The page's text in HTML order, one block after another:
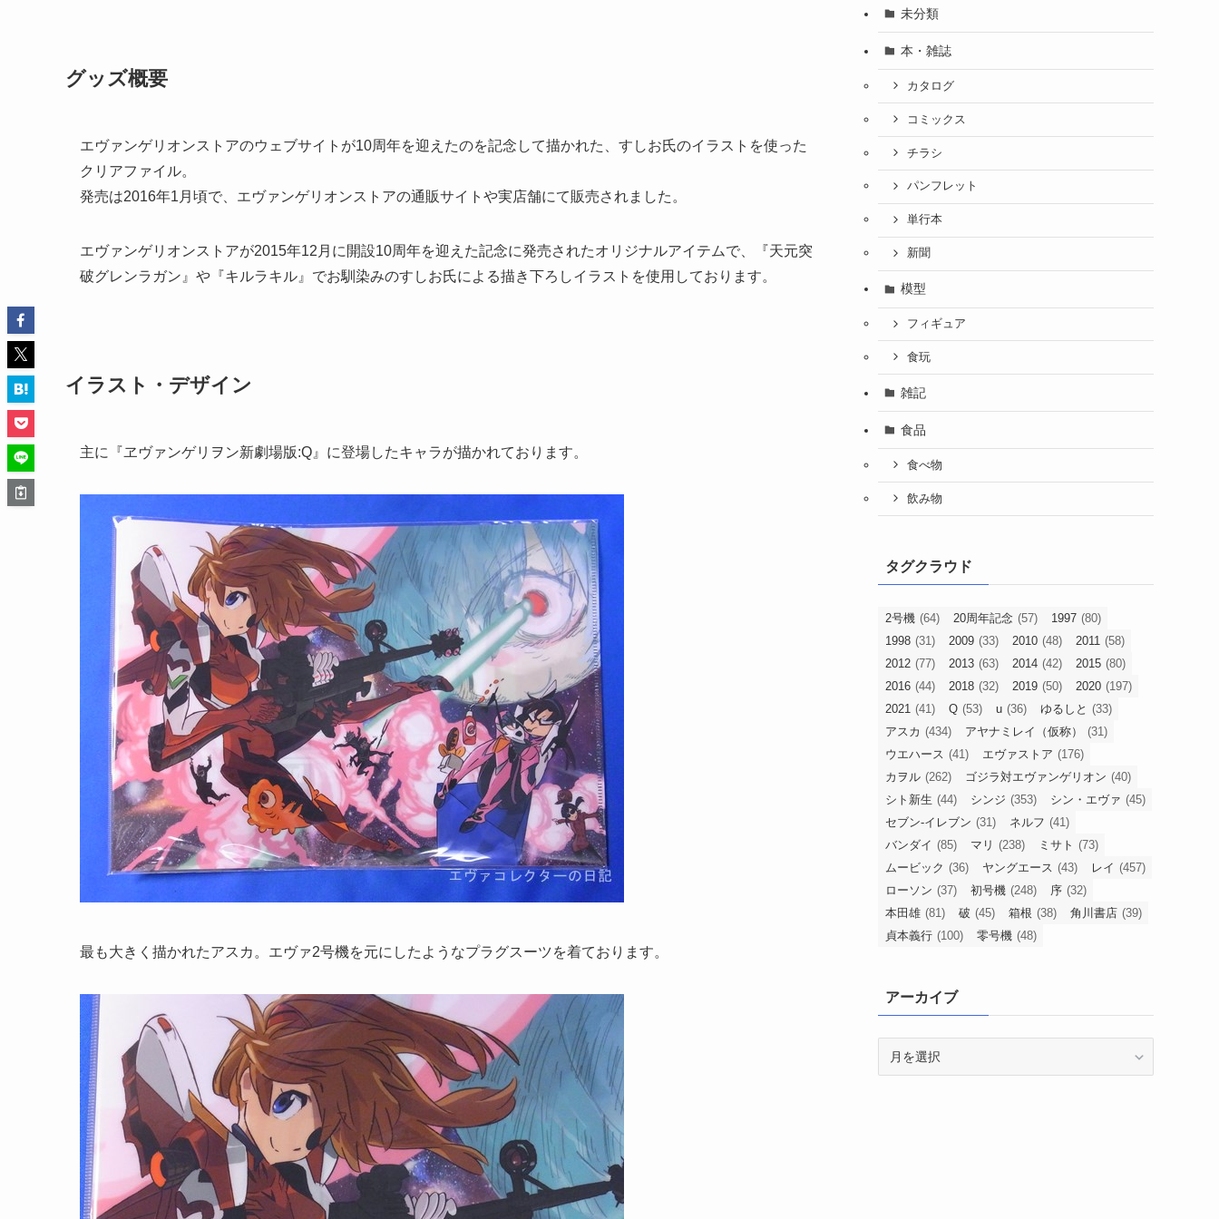
グッズ概要
エヴァンゲリオンストアのウェブサイトが10周年を迎えたのを記念して描かれた、すしお氏のイラストを使った
クリアファイル。
発売は2016年1月頃で、エヴァンゲリオンストアの通販サイトや実店舗にて販売されました。
エヴァンゲリオンストアが2015年12月に開設10周年を迎えた記念に発売されたオリジナルアイテムで、『天元突
破グレンラガン』や『キルラキル』でお馴染みのすしお氏による描き下ろしイラストを使用しております。
イラスト・デザイン
主に『ヱヴァンゲリヲン新劇場版:Q』に登場したキャラが描かれております。
最も大きく描かれたアスカ。エヴァ2号機を元にしたようなプラグスーツを着ております。
未分類
本・雑誌
カタログ
コミックス
チラシ
パンフレット
単行本
新聞
模型
フィギュア
食玩
雑記
食品
食べ物
飲み物
タグクラウド
2号機 (64) 20周年記念 (57) 1997 (80)
1998 (31) 2009 (33) 2010 (48) 2011 (58)
2012 (77) 2013 (63) 2014 (42) 2015 (80)
2016 (44) 2018 (32) 2019 (50) 2020 (197)
2021 (41) Q (53) u (36) ゆるしと (33)
アスカ (434) アヤナミレイ（仮称）
(31)
ウエハース (41) エヴァストア (176)
カヲル (262) ゴジラ対エヴァンゲリオン (40)
シト新生 (44) シンジ (353) シン・エヴァ (45)
セブン-イレブン (31) ネルフ (41)
バンダイ (85) マリ (238) ミサト (73)
ムービック (36) ヤングエース (43) レイ (457)
ローソン (37) 初号機 (248) 序 (32)
本田雄 (81) 破 (45) 箱根 (38) 角川書店 (39)
貞本義行 (100) 零号機 (48)
アーカイブ